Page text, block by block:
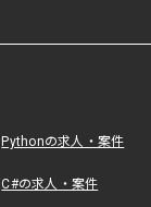
Pythonの求人・案件
C#の求人・案件